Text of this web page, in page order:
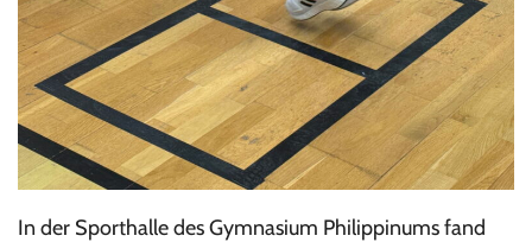
In der Sporthalle des Gymnasium Philippinums fand